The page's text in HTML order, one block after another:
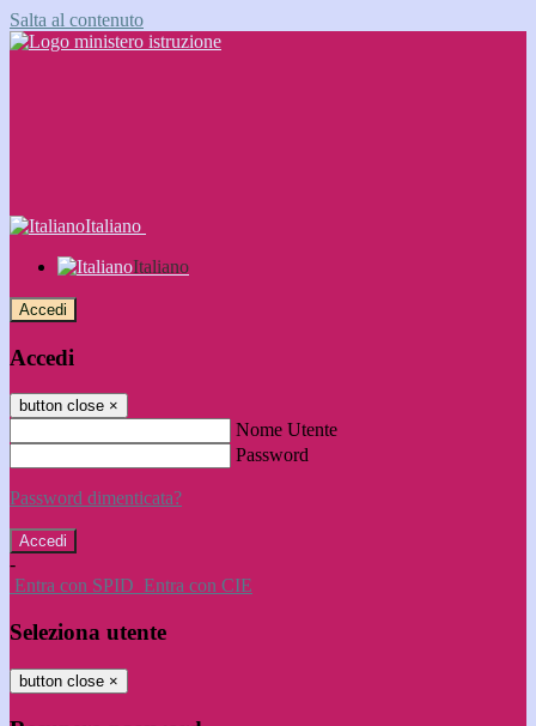
Salta al contenuto
Italiano
Italiano
Accedi
Accedi
button close ×
Nome Utente
Password
Password dimenticata?
-
Entra con SPID Entra con CIE
Seleziona utente
button close ×